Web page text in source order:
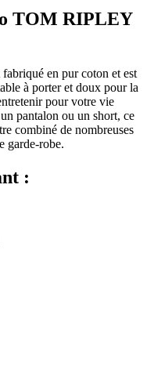
TOM RIPLEY
en pur coton et est
à porter et doux pour la
pour votre vie
pantalon ou un short, ce
combiné de nombreuses
garde-robe.
: